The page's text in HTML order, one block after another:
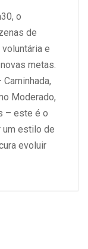
o
de
e
metas.
Moderado,
– este é o
um estilo de
evoluir